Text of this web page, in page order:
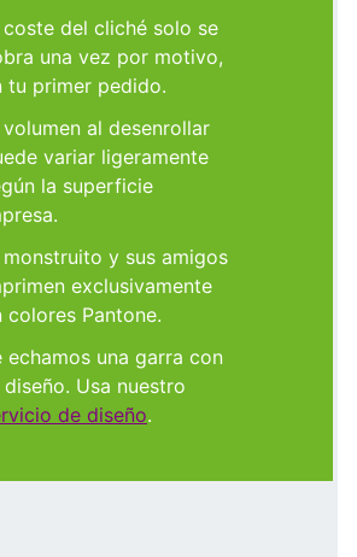
coste del cliché solo se
una vez por motivo,
tu primer pedido.
volumen al desenrollar
variar ligeramente
la superficie
monstruito y sus amigos
exclusivamente
colores Pantone.
echamos una garra con
Usa nuestro
de diseño.